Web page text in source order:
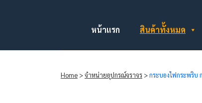
หน้าแรก สินค้าทั้งหมด
Home >จำหน่ายอุปกรณ์จราจร >กระบองไฟกระพริบ